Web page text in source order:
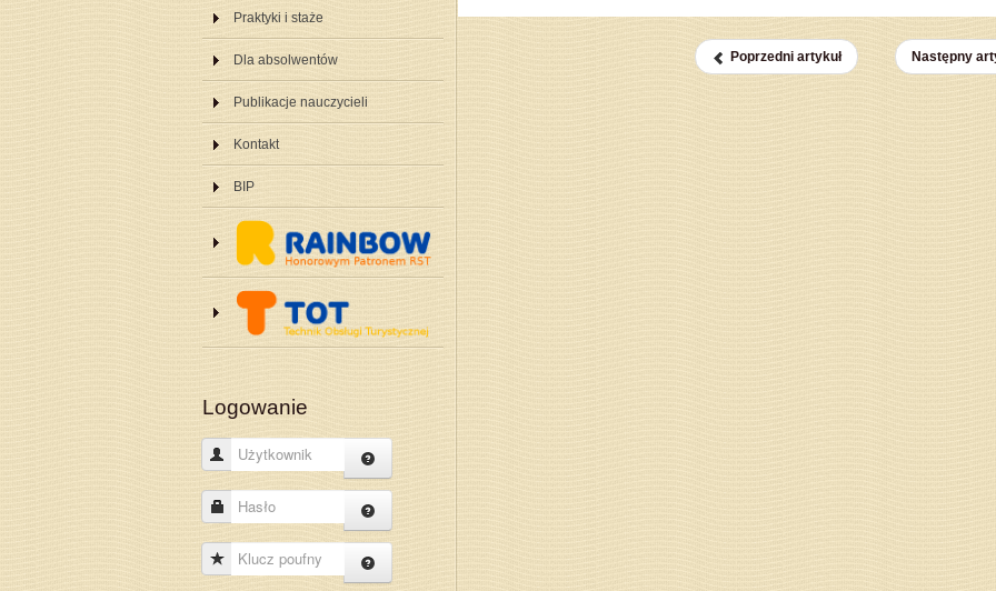
Poprzedni artykuł Następny
Praktyki i staże
Dla absolwentów
Publikacje nauczycieli
Kontakt
BIP
Logowanie
Użytkownik
Hasło
Klucz poufny